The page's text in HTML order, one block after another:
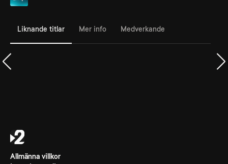
Liknande titlar Mer info Medverkande
Allmänna villkor